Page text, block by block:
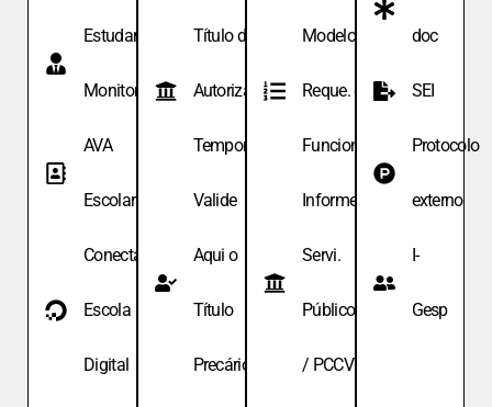
Estudante
Monitor
AVA
Escolar
Conecta
Escola
Digital
Título de
Autoriza.
Temporária
Valide
Aqui o
Título
Precário
Modelo de
Reque. de
Funcionário
Informe
Servi.
Públicos
/ PCCV
doc
SEI
Protocolo
externo
I-
Gesp